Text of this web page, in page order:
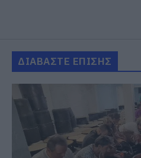
ΔΙΑΒΑΣΤΕ ΕΠΙΣΗΣ